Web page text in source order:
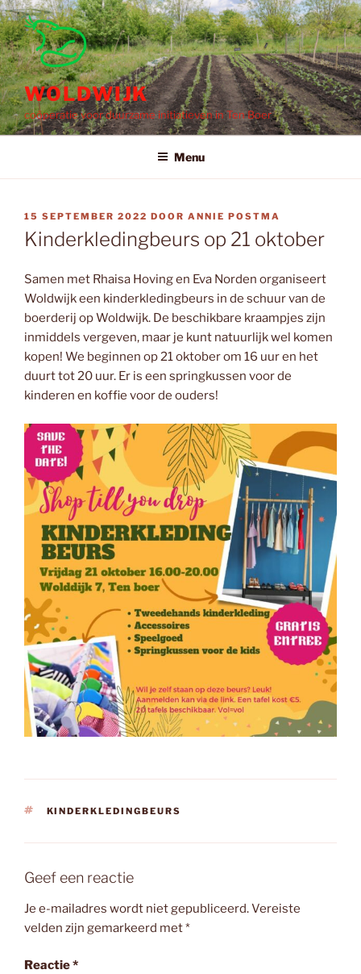
Ga
naar
de
inhoud
WOLDWIJK
coöperatie voor duurzame initiatieven in Ten Boer
Menu
GEPLAATST
OP
15 SEPTEMBER 2022 DOOR ANNIE POSTMA
Kinderkledingbeurs op 21 oktober
Samen met Rhaisa Hoving en Eva Norden organiseert
Woldwijk een kinderkledingbeurs in de schuur van de
boerderij op Woldwijk. De beschikbare kraampjes zijn
inmiddels vergeven, maar je kunt natuurlijk wel komen
kopen! We beginnen op 21 oktober om 16 uur en het
duurt tot 20 uur. Er is een springkussen voor de
kinderen en koffie voor de ouders!
TAGS
KINDERKLEDINGBEURS
Geef een reactie
Je e-mailadres wordt niet gepubliceerd.Vereiste
velden zijn gemarkeerd met*
Reactie*